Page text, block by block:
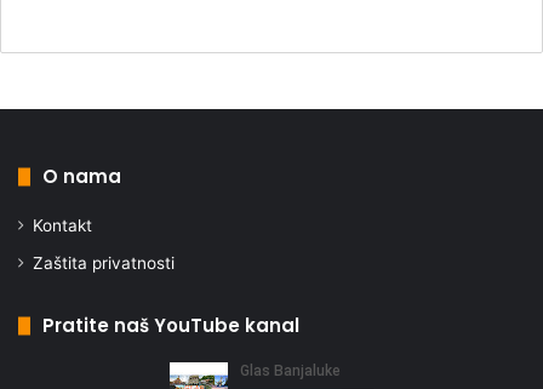
O nama
Kontakt
Zaštita privatnosti
Pratite naš YouTube kanal